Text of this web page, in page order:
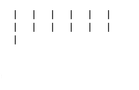
| | | | |
|
| | | | |
|
|